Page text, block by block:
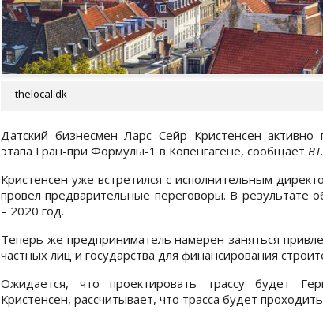
thelocal.dk
Датский бизнесмен Ларс Сейр Кристенсен активно
этапа Гран-при Формулы-1 в Копенгагене, сообщает BT.
Кристенсен уже встретился с исполнительным
провел предварительные переговоры. В результате
– 2020 год.
Теперь же предприниматель намерен заняться
частных лиц и государства для финансирования
Ожидается, что проектировать трассу будет
Кристенсен, рассчитывает, что трасса будет